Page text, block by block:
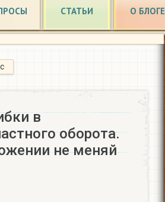
СТАТЬИ О БЛОГЕ
в
оборота.
не меняй